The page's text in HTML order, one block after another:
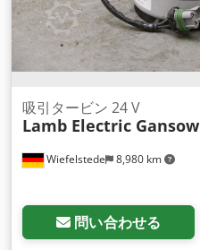
Wiefelstede 8,980 km
吸引タービン 24 V
Lamb Electric Gansow
問い合わせる